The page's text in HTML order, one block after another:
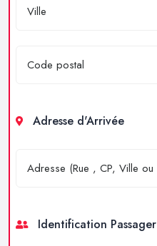
Adresse d'Arrivée
Identification Passager